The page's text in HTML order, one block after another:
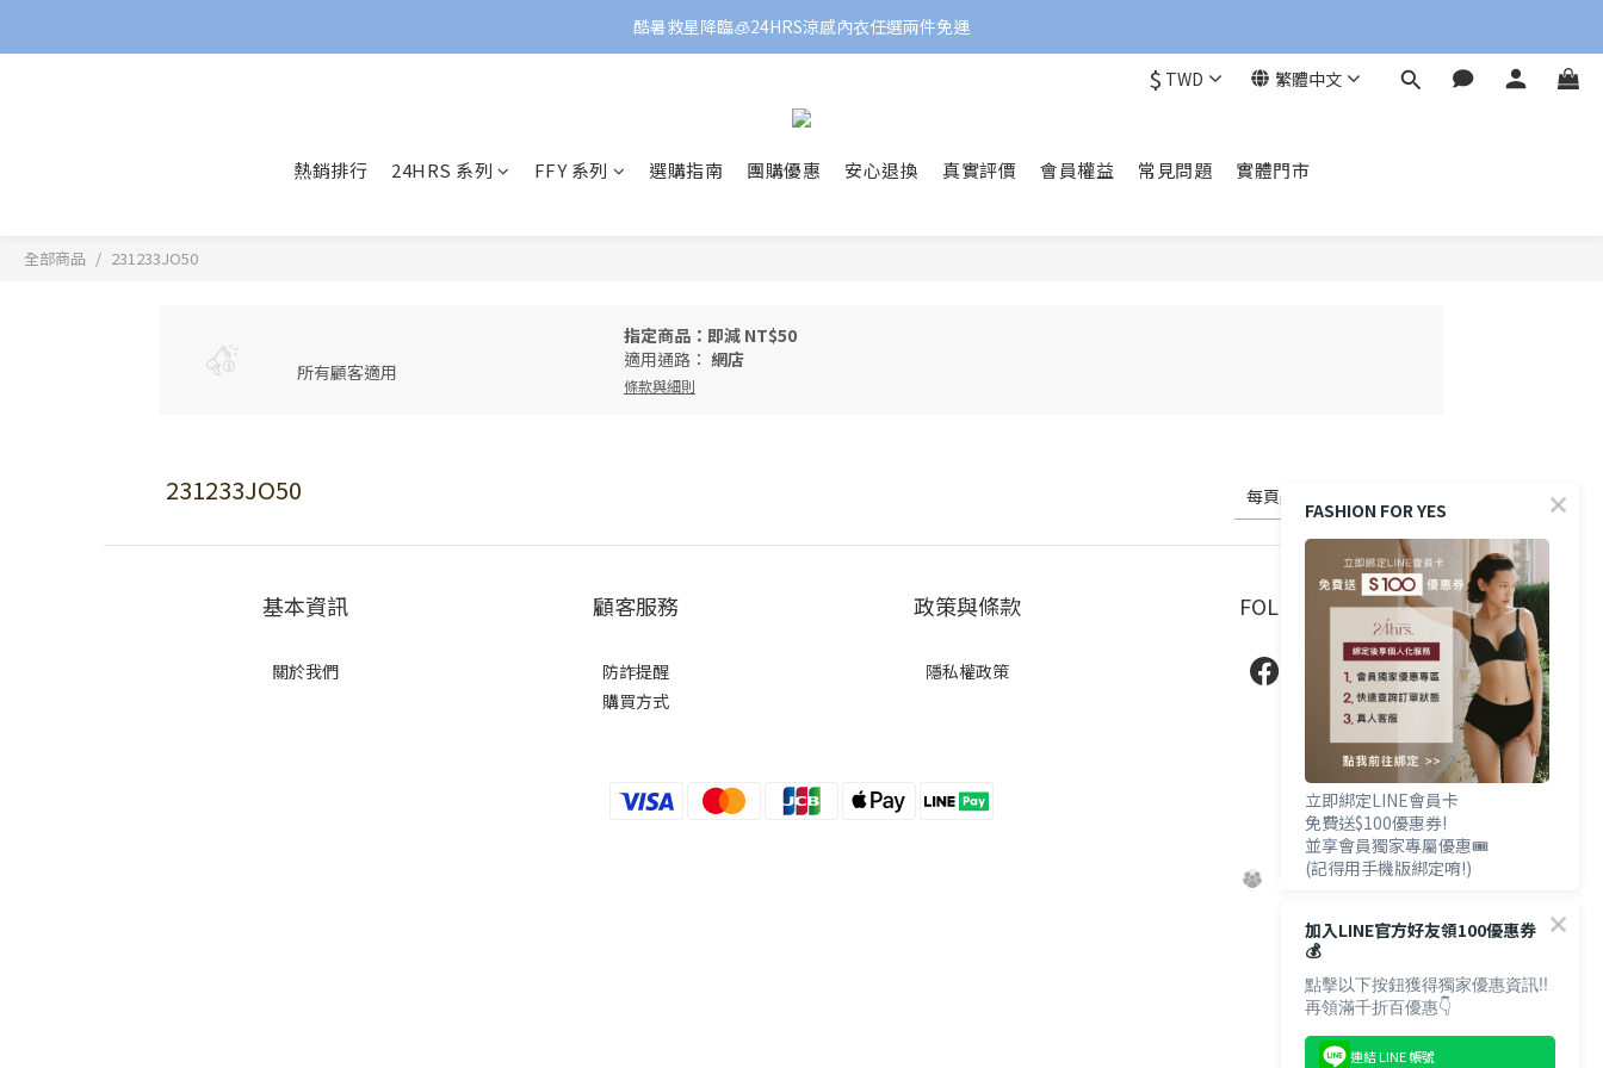
酷暑救星降臨🧊24HRS涼感內衣任選兩件免運
$ TWD 繁體中文
熱銷排行 24HRS 系列 FFY 系列 選購指南 團購優惠 安心退換 真實評價 會員權益 常見問題 實體門市
全部商品 231233JO50
所有顧客適用
指定商品：即減 NT$50
適用通路： 網店
條款與細則
231233JO50 每頁顯示 72 個
基本資訊
關於我們
顧客服務
防詐提醒
購買方式
政策與條款
隱私權政策
FOLLOW US
FASHION FOR YES
立即綁定LINE會員卡
免費送$100優惠券!
並享會員獨家專屬優惠🎟️
(記得用手機版綁定唷!)
加入LINE官方好友領100優惠券
💰
點擊以下按鈕獲得獨家優惠資訊!!
再領滿千折百優惠👇
連結 LINE 帳號